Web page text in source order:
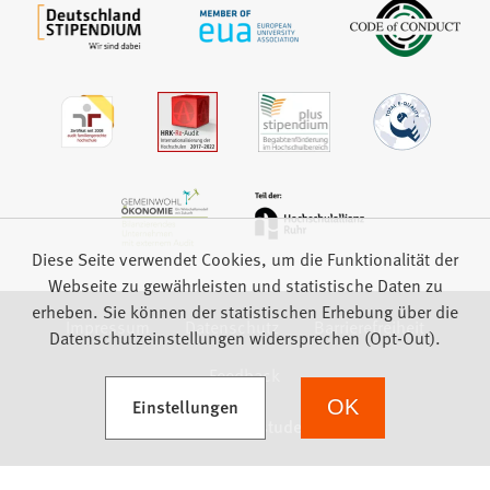
Impressum Datenschutz
Barrierefreiheit
Feedback
Diese Seite verwendet Cookies, um die Funktionalität der
Webseite zu gewährleisten und statistische Daten zu
erheben. Sie können der statistischen Erhebung über die
Datenschutzeinstellungen widersprechen (Opt-Out).
Einstellungen
(Öffnet in einem neuen Tab) OK